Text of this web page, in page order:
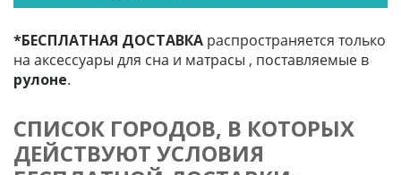
*БЕСПЛАТНАЯ ДОСТАВКА распространяется только
на аксессуары для сна и матрасы , поставляемые в
рулоне.
СПИСОК ГОРОДОВ, В КОТОРЫХ
ДЕЙСТВУЮТ УСЛОВИЯ